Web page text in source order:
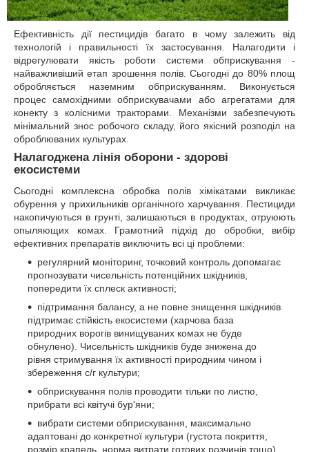
Ефективність дії пестицидів багато в чому залежить від
технологій і правильності їх застосування. Налагодити і
відрегулювати якість роботи системи обприскування -
найважливіший етап зрошення полів. Сьогодні до 80% площ
обробляється наземним обприскуванням. Виконується
процес самохідними обприскувачами або агрегатами для
конекту з колісними тракторами. Механізми забезпечують
мінімальний знос робочого складу, його якісний розподіл на
оброблюваних культурах.
Налагоджена лінія оборони - здорові
екосистеми
Сьогодні комплексна обробка полів хімікатами викликає
обурення у прихильників органічного харчування. Пестициди
накопичуються в грунті, залишаються в продуктах, отруюють
опыляющих комах. Грамотний підхід до обробки, вибір
ефективних препаратів виключить всі ці проблеми:
регулярний моніторинг, точковий контроль допомагає
прогнозувати чисельність потенційних шкідників,
попередити їх сплеск активності;
підтримання балансу, а не повне знищення шкідників
підтримає стійкість екосистеми (харчова база
природних ворогів винищуваних комах не буде
обнулено). Чисельність шкідників буде знижена до
рівня стримування їх активності природним чином і
збереження с/г культури;
обприскування полів проводити тільки по листю,
прибрати всі квітучі бур'яни;
вибрати системи обприскування, максимально
адаптовані до конкретної культури (густота покриття,
розмір крапель, норма витрати готових розчинів тощо).